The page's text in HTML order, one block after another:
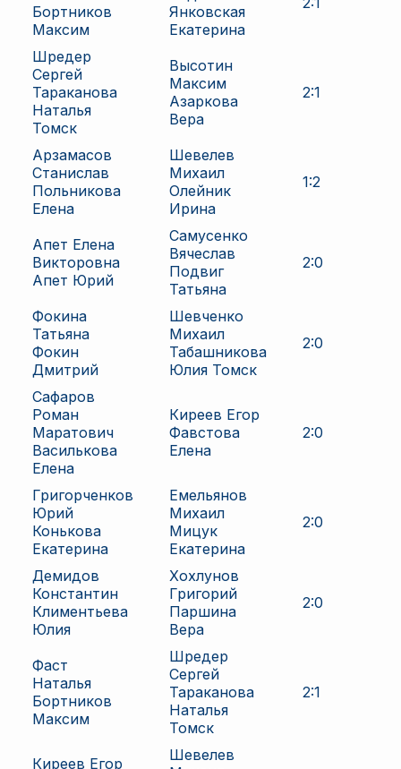
Бортников
Максим
Янковская
Екатерина
Шредер
Сергей
Тараканова
Наталья
Томск
Высотин
Максим
Азаркова
Вера
2:1
Арзамасов
Станислав
Польникова
Елена
Шевелев
Михаил
Олейник
Ирина
1:2
Апет Елена
Викторовна
Апет Юрий
Самусенко
Вячеслав
Подвиг
Татьяна
2:0
Фокина
Татьяна
Фокин
Дмитрий
Шевченко
Михаил
Табашникова
Юлия Томск
2:0
Сафаров
Роман
Маратович
Василькова
Елена
Киреев Егор
Фавстова
Елена
2:0
Григорченков
Юрий
Конькова
Екатерина
Емельянов
Михаил
Мицук
Екатерина
2:0
Демидов
Константин
Климентьева
Юлия
Хохлунов
Григорий
Паршина
Вера
2:0
Фаст
Наталья
Бортников
Максим
Шредер
Сергей
Тараканова
Наталья
Томск
2:1
Киреев Егор
Шевелев